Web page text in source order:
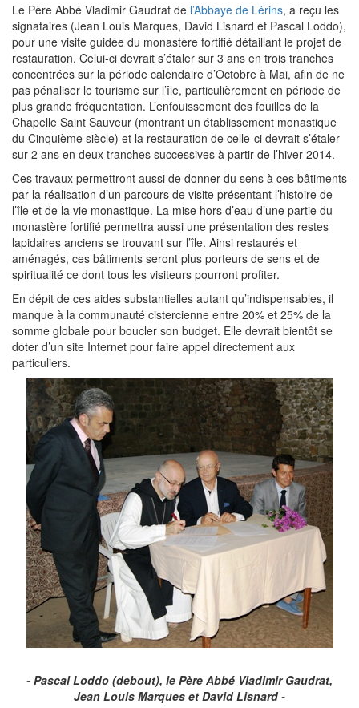
Le Père Abbé Vladimir Gaudrat de l’Abbaye de Lérins, a reçu les
signataires (Jean Louis Marques, David Lisnard et Pascal Loddo),
pour une visite guidée du monastère fortifié détaillant le projet de
restauration. Celui-ci devrait s’étaler sur 3 ans en trois tranches
concentrées sur la période calendaire d’Octobre à Mai, afin de ne
pas pénaliser le tourisme sur l’île, particulièrement en période de
plus grande fréquentation. L’enfouissement des fouilles de la
Chapelle Saint Sauveur (montrant un établissement monastique
du Cinquième siècle) et la restauration de celle-ci devrait s’étaler
sur 2 ans en deux tranches successives à partir de l’hiver 2014.
Ces travaux permettront aussi de donner du sens à ces bâtiments
par la réalisation d’un parcours de visite présentant l’histoire de
l’île et de la vie monastique. La mise hors d’eau d’une partie du
monastère fortifié permettra aussi une présentation des restes
lapidaires anciens se trouvant sur l’île. Ainsi restaurés et
aménagés, ces bâtiments seront plus porteurs de sens et de
spiritualité ce dont tous les visiteurs pourront profiter.
En dépit de ces aides substantielles autant qu’indispensables, il
manque à la communauté cistercienne entre 20% et 25% de la
somme globale pour boucler son budget. Elle devrait bientôt se
doter d’un site Internet pour faire appel directement aux
particuliers.
- Pascal Loddo (debout), le Père Abbé Vladimir Gaudrat,
Jean Louis Marques et David Lisnard -